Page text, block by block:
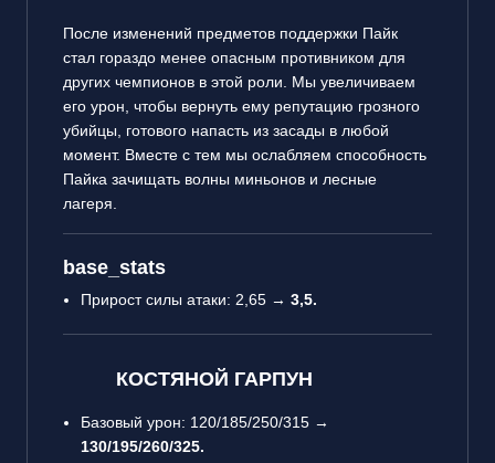
После изменений предметов поддержки Пайк
стал гораздо менее опасным противником для
других чемпионов в этой роли. Мы увеличиваем
его урон, чтобы вернуть ему репутацию грозного
убийцы, готового напасть из засады в любой
момент. Вместе с тем мы ослабляем способность
Пайка зачищать волны миньонов и лесные
лагеря.
base_stats
Прирост силы атаки: 2,65 → 3,5.
КОСТЯНОЙ ГАРПУН
Базовый урон: 120/185/250/315 →
130/195/260/325.